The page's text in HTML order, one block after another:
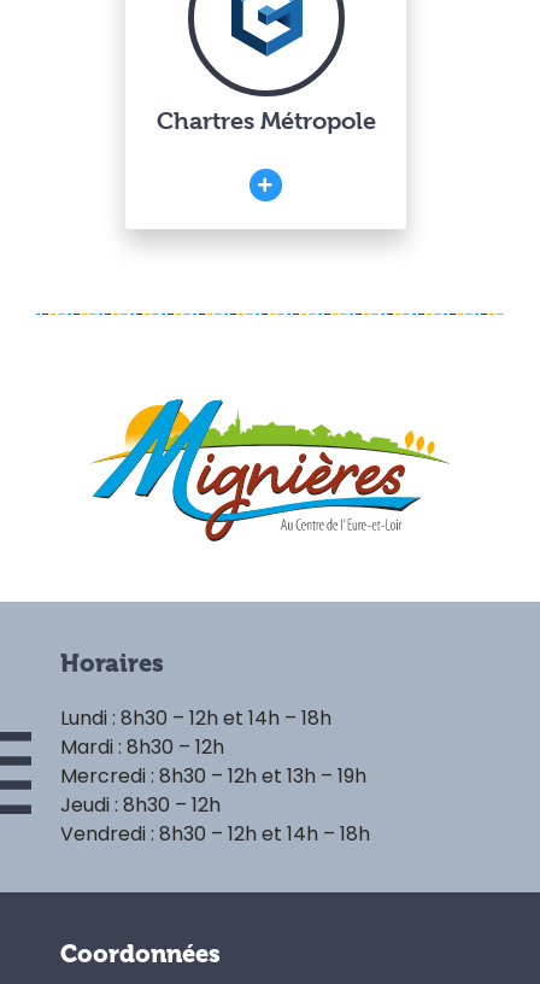
Chartres Métropole
Horaires
Lundi : 8h30 – 12h et 14h – 18h
Mardi : 8h30 – 12h
Mercredi : 8h30 – 12h et 13h – 19h
Jeudi : 8h30 – 12h
Vendredi : 8h30 – 12h et 14h – 18h
Coordonnées